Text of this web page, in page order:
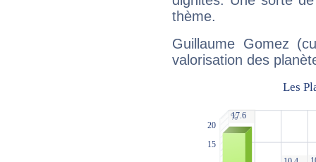
thème.
Guillaume Gomez
valorisation des